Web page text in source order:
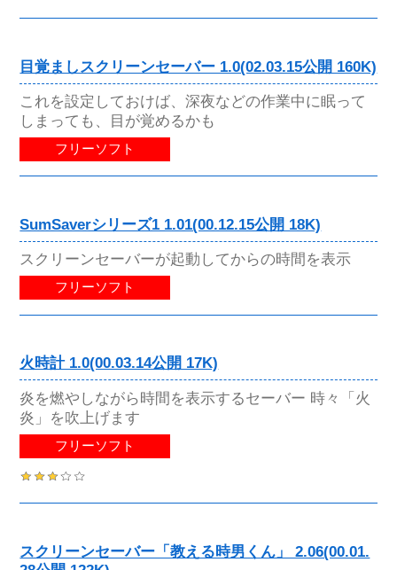
目覚ましスクリーンセーバー 1.0(02.03.15公開 160K)
これを設定しておけば、深夜などの作業中に眠って
しまっても、目が覚めるかも
フリーソフト
SumSaverシリーズ1 1.01(00.12.15公開 18K)
スクリーンセーバーが起動してからの時間を表示
フリーソフト
火時計 1.0(00.03.14公開 17K)
炎を燃やしながら時間を表示するセーバー 時々「火
炎」を吹上げます
フリーソフト
スクリーンセーバー「教える時男くん」 2.06(00.01.